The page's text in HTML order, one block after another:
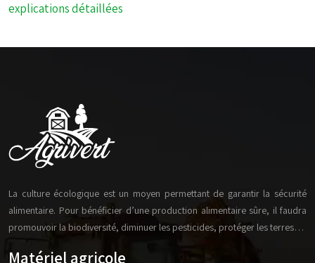
explications détaillées
La culture écologique est un moyen permettant de garantir la sécurité
alimentaire. Pour bénéficier d’une production alimentaire sûre, il faudra
promouvoir la biodiversité, diminuer les pesticides, protéger les terres…
Matériel agricole